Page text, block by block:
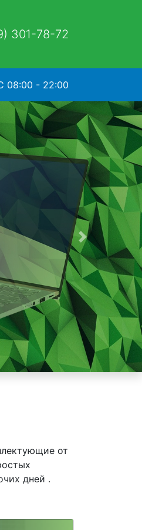
301-78-72
08:00 - 22:00
Следующая
от
дней .